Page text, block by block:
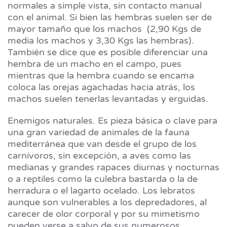
normales a simple vista, sin contacto manual
con el animal. Si bien las hembras suelen ser de
mayor tamaño que los machos (2,90 Kgs de
media los machos y 3,30 Kgs las hembras).
También se dice que es posible diferenciar una
hembra de un macho en el campo, pues
mientras que la hembra cuando se encama
coloca las orejas agachadas hacia atrás, los
machos suelen tenerlas levantadas y erguidas.
Enemigos naturales. Es pieza básica o clave para
una gran variedad de animales de la fauna
mediterránea que van desde el grupo de los
carnívoros, sin excepción, a aves como las
medianas y grandes rapaces diurnas y nocturnas
o a reptiles como la culebra bastarda o la de
herradura o el lagarto ocelado. Los lebratos
aunque son vulnerables a los depredadores, al
carecer de olor corporal y por su mimetismo